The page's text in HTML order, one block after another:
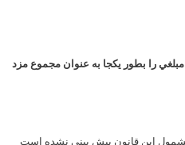
مبلغي را بطور يكجا به عنوان مجموع مزد
اين قانون پيش بيني نشده است